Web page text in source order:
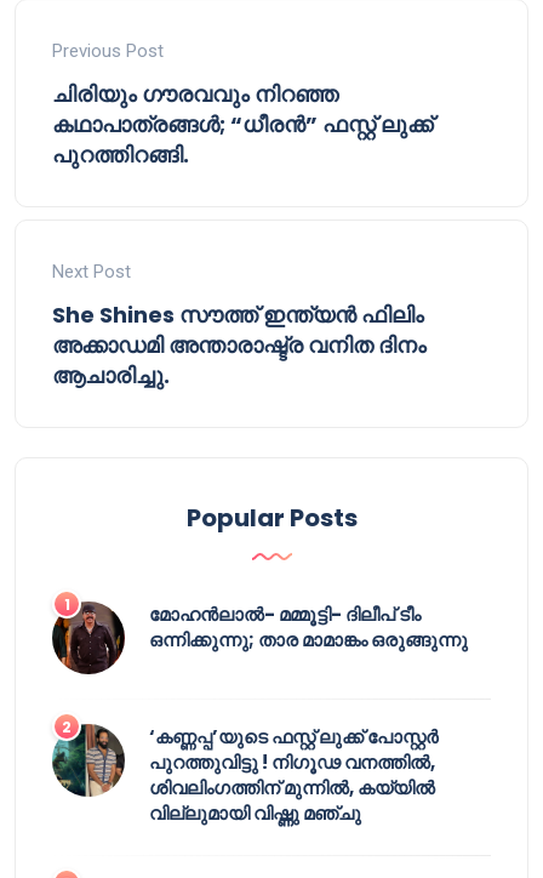
Previous Post
ചിരിയും ഗൗരവവും നിറഞ്ഞ
കഥാപാത്രങ്ങൾ; “ധീരൻ” ഫസ്റ്റ് ലുക്ക്
പുറത്തിറങ്ങി.
Next Post
She Shines സൗത്ത് ഇന്ത്യൻ ഫിലിം
അക്കാഡമി അന്താരാഷ്ട്ര വനിത ദിനം
ആചാരിച്ചു.
Popular Posts
മോഹൻലാൽ- മമ്മൂട്ടി- ദിലീപ് ടീം
ഒന്നിക്കുന്നു; താര മാമാങ്കം ഒരുങ്ങുന്നു
‘കണ്ണപ്പ’യുടെ ഫസ്റ്റ് ലുക്ക് പോസ്റ്റർ
പുറത്തുവിട്ടു ! നിഗൂഢ വനത്തിൽ,
ശിവലിംഗത്തിന് മുന്നിൽ, കയ്യിൽ
വില്ലുമായി വിഷ്ണു മഞ്ചു